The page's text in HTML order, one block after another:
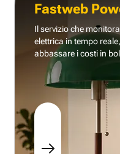
Fastweb
Il servizio che
elettrica in tempo
abbassare i costi in